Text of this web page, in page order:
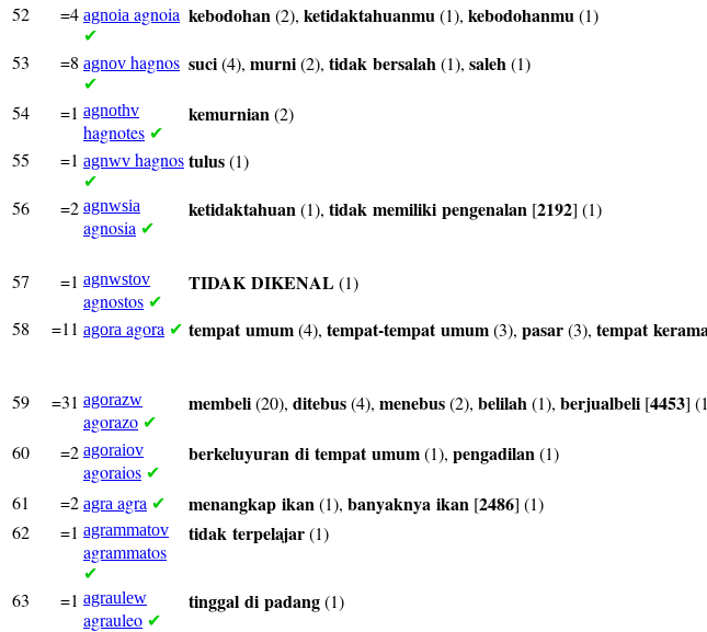
52 =4 agnoia agnoia
✔
kebodohan(2), ketidaktahuanmu(1), kebodohanmu(1)
53 =8 agnov hagnos
✔
suci(4), murni(2), tidak bersalah(1), saleh(1)
54
=1 agnothv
hagnotes ✔
kemurnian(2)
55 =1 agnwv hagnos
✔
tulus(1)
56 =2 agnwsia
agnosia ✔
ketidaktahuan(1), tidak memiliki pengenalan [2192] (1)
57
=1 agnwstov
agnostos ✔
TIDAK DIKENAL(1)
58 =11 agora agora ✔ tempat umum(4), tempat-tempat umum(3), pasar(3), tempat
59
=31 agorazw
agorazo ✔
membeli(20), ditebus(4), menebus(2), belilah(1), berjualbeli [4453]
60
=2 agoraiov
agoraios ✔
berkeluyuran di tempat umum(1), pengadilan(1)
61
=2 agra agra ✔ menangkap ikan(1), banyaknya ikan [2486] (1)
62
=1 agrammatov
agrammatos
✔
tidak terpelajar(1)
63 =1 agraulew
agrauleo ✔
tinggal di padang(1)